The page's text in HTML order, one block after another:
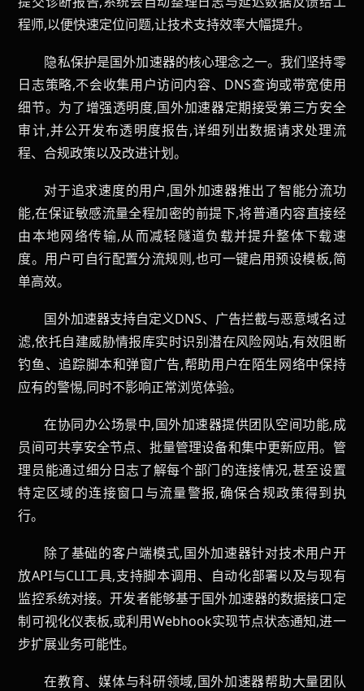
程师,以便快速定位问题,让技术支持效率大幅提升。
隐私保护是国外加速器的核心理念之一。我们坚持零
日志策略,不会收集用户访问内容、DNS查询或带宽使用
细节。为了增强透明度,国外加速器定期接受第三方安全
审计,并公开发布透明度报告,详细列出数据请求处理流
程、合规政策以及改进计划。
对于追求速度的用户,国外加速器推出了智能分流功
能,在保证敏感流量全程加密的前提下,将普通内容直接经
由本地网络传输,从而减轻隧道负载并提升整体下载速
度。用户可自行配置分流规则,也可一键启用预设模板,简
单高效。
国外加速器支持自定义DNS、广告拦截与恶意域名过
滤,依托自建威胁情报库实时识别潜在风险网站,有效阻断
钓鱼、追踪脚本和弹窗广告,帮助用户在陌生网络中保持
应有的警惕,同时不影响正常浏览体验。
在协同办公场景中,国外加速器提供团队空间功能,成
员间可共享安全节点、批量管理设备和集中更新应用。管
理员能通过细分日志了解每个部门的连接情况,甚至设置
特定区域的连接窗口与流量警报,确保合规政策得到执
行。
除了基础的客户端模式,国外加速器针对技术用户开
放API与CLI工具,支持脚本调用、自动化部署以及与现有
监控系统对接。开发者能够基于国外加速器的数据接口定
制可视化仪表板,或利用Webhook实现节点状态通知,进一
步扩展业务可能性。
在教育、媒体与科研领域,国外加速器帮助大量团队